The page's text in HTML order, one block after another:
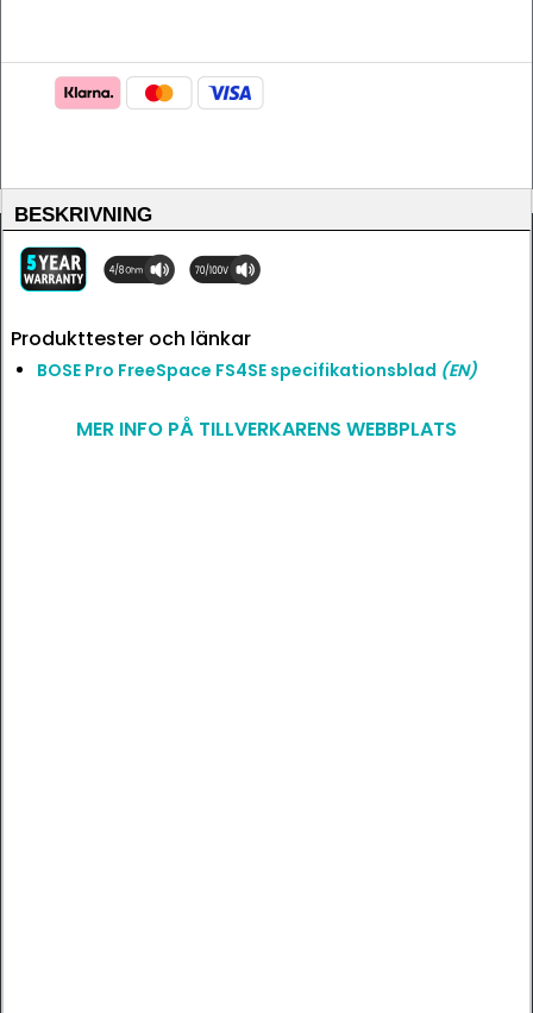
BESKRIVNING
Produkttester och länkar
BOSE Pro FreeSpace FS4SE specifikationsblad (EN)
MER INFO PÅ TILLVERKARENS WEBBPLATS